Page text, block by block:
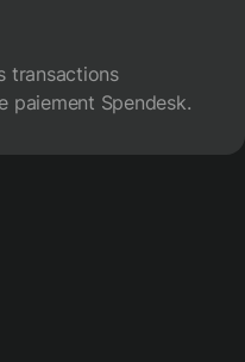
transactions
paiement Spendesk.